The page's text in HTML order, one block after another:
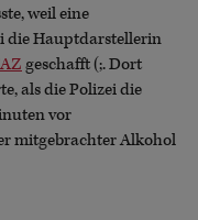
weil eine
die Hauptdarstellerin
geschafft (;. Dort
als die Polizei die
vor
mitgebrachter Alkohol